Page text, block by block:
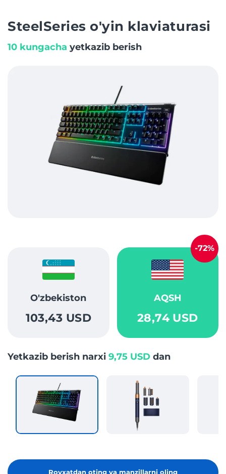
SteelSeries o'yin klaviaturasi
10 kungacha yetkazib berish
O'zbekiston
103,43 USD
AQSH
28,74 USD
-72%
Yetkazib berish narxi 9,75 USD dan
Royxatdan oting va manzillarni oling